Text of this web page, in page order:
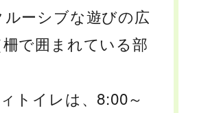
ーシブな遊びの広
で囲まれている部
トイレは、8:00～